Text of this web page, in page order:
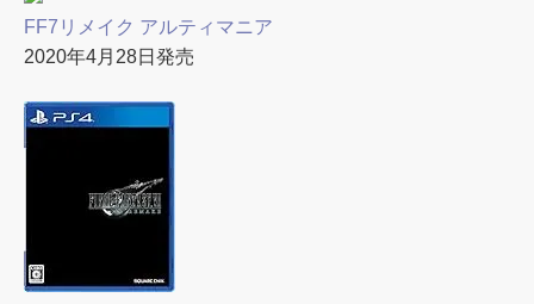
FF7リメイク アルティマニア
2020年4月28日発売